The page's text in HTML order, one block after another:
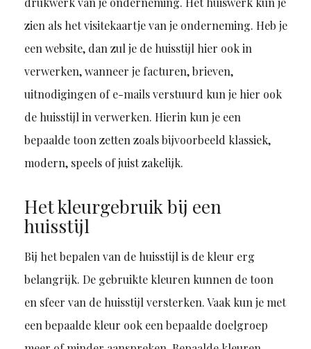
zien als het visitekaartje van je onderneming. Heb je
een website, dan zul je de huisstijl hier ook in
verwerken, wanneer je facturen, brieven,
uitnodigingen of e-mails verstuurd kun je hier ook
de huisstijl in verwerken. Hierin kun je een
bepaalde toon zetten zoals bijvoorbeeld klassiek,
modern, speels of juist zakelijk.
Het kleurgebruik bij een
huisstijl
Bij het bepalen van de huisstijl is de kleur erg
belangrijk. De gebruikte kleuren kunnen de toon
en sfeer van de huisstijl versterken. Vaak kun je met
een bepaalde kleur ook een bepaalde doelgroep